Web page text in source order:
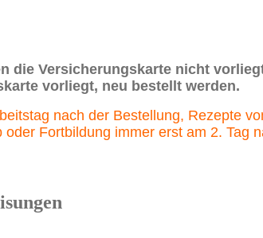
die Versicherungskarte nicht
vorliegt, neu bestellt werden.
nach der Bestellung, Rezepte
Fortbildung immer erst am 2. Tag